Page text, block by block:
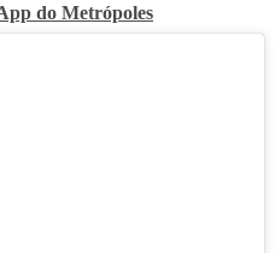
do Metrópoles